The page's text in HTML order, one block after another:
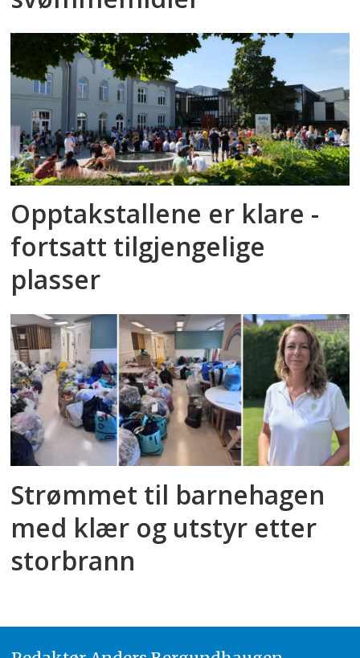
Opptakstallene er klare -
fortsatt tilgjengelige
plasser
Strømmet til barnehagen
med klær og utstyr etter
storbrann